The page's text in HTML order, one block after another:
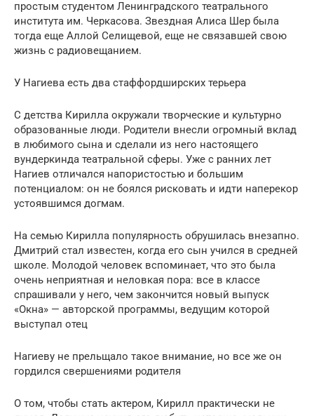
простым студентом Ленинградского театрального
института им. Черкасова. Звездная Алиса Шер была
тогда еще Аллой Селищевой, еще не связавшей свою
жизнь с радиовещанием.
У Нагиева есть два стаффордширских терьера
С детства Кирилла окружали творческие и культурно
образованные люди. Родители внесли огромный вклад
в любимого сына и сделали из него настоящего
вундеркинда театральной сферы. Уже с ранних лет
Нагиев отличался напористостью и большим
потенциалом: он не боялся рисковать и идти наперекор
устоявшимся догмам.
На семью Кирилла популярность обрушилась внезапно.
Дмитрий стал известен, когда его сын учился в средней
школе. Молодой человек вспоминает, что это была
очень неприятная и неловкая пора: все в классе
спрашивали у него, чем закончится новый выпуск
«Окна» — авторской программы, ведущим которой
выступал отец
Нагиеву не прельщало такое внимание, но все же он
гордился свершениями родителя
О том, чтобы стать актером, Кирилл практически не